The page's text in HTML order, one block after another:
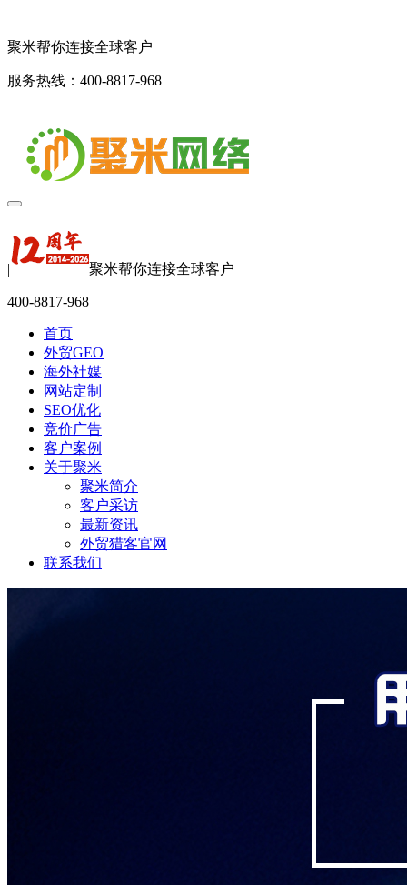
聚米帮你连接全球客户
服务热线：400-8817-968
| 聚米帮你连接全球客户
400-8817-968
首页
外贸GEO
海外社媒
网站定制
SEO优化
竞价广告
客户案例
关于聚米
聚米简介
客户采访
最新资讯
外贸猎客官网
联系我们